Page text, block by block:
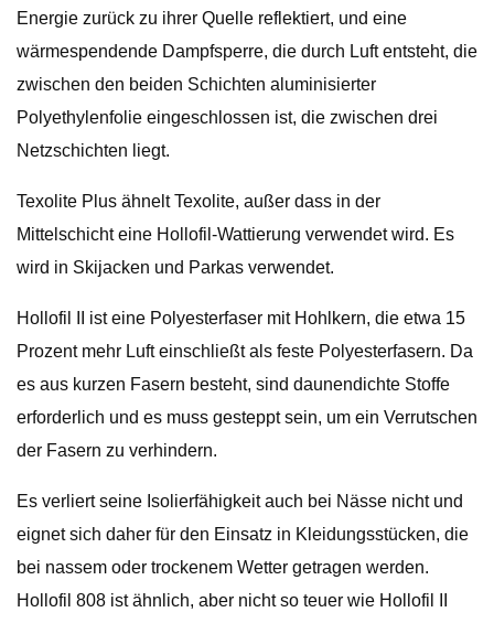
Energie zurück zu ihrer Quelle reflektiert, und eine
wärmespendende Dampfsperre, die durch Luft entsteht, die
zwischen den beiden Schichten aluminisierter
Polyethylenfolie eingeschlossen ist, die zwischen drei
Netzschichten liegt.
Texolite Plus ähnelt Texolite, außer dass in der
Mittelschicht eine Hollofil-Wattierung verwendet wird. Es
wird in Skijacken und Parkas verwendet.
Hollofil II ist eine Polyesterfaser mit Hohlkern, die etwa 15
Prozent mehr Luft einschließt als feste Polyesterfasern. Da
es aus kurzen Fasern besteht, sind daunendichte Stoffe
erforderlich und es muss gesteppt sein, um ein Verrutschen
der Fasern zu verhindern.
Es verliert seine Isolierfähigkeit auch bei Nässe nicht und
eignet sich daher für den Einsatz in Kleidungsstücken, die
bei nassem oder trockenem Wetter getragen werden.
Hollofil 808 ist ähnlich, aber nicht so teuer wie Hollofil II